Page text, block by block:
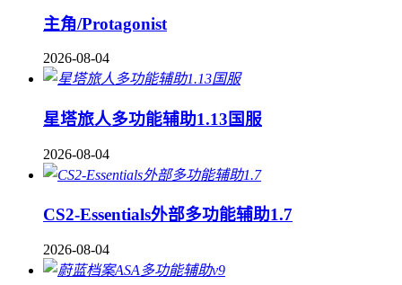
主角/Protagonist
2026-08-04
星塔旅人多功能辅助1.13国服
2026-08-04
CS2-Essentials外部多功能辅助1.7
2026-08-04